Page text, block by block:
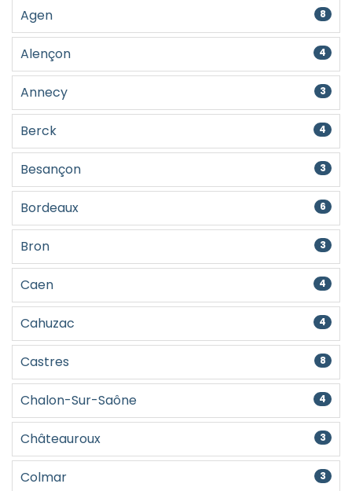
Agen 8
Alençon 4
Annecy 3
Berck 4
Besançon 3
Bordeaux 6
Bron 3
Caen 4
Cahuzac 4
Castres 8
Chalon-Sur-Saône 4
Châteauroux 3
Colmar 3